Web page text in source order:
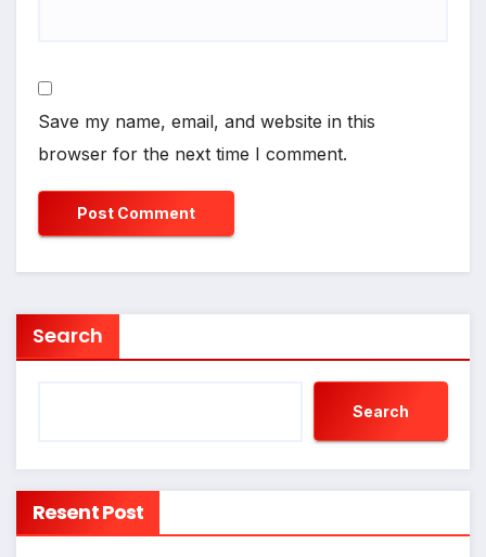
Save my name, email, and website in this
browser for the next time I comment.
Search
Search
Resent Post